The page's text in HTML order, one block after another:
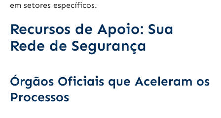
em setores específicos.
Recursos de Apoio: Sua
Rede de Segurança
Órgãos Oficiais que Aceleram os
Processos